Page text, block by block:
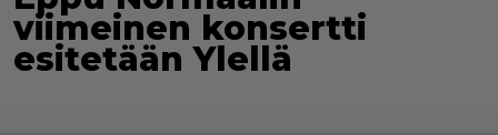
viimeinen konsertti
esitetään Ylellä